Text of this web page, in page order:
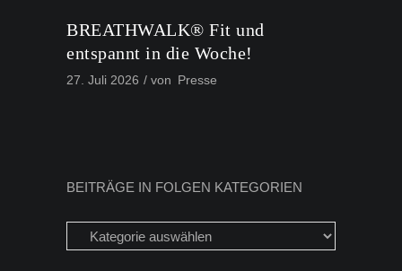
BREATHWALK® Fit und
entspannt in die Woche!
27. Juli 2026 von Presse
BEITRÄGE IN FOLGEN KATEGORIEN
Beiträge
in